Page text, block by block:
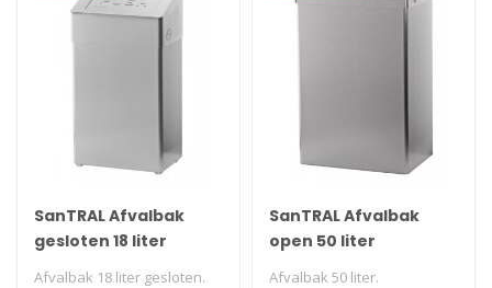
SanTRAL Afvalbak
gesloten 18 liter
Afvalbak 18 liter gesloten.
SanTRAL Afvalbak
open 50 liter
Afvalbak 50 liter.